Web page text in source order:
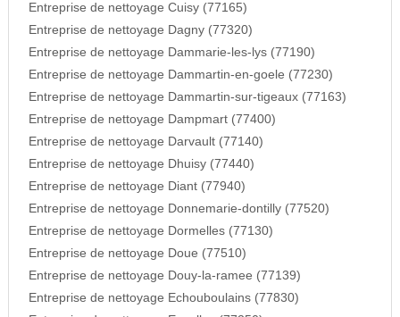
Entreprise de nettoyage Cuisy (77165)
Entreprise de nettoyage Dagny (77320)
Entreprise de nettoyage Dammarie-les-lys (77190)
Entreprise de nettoyage Dammartin-en-goele (77230)
Entreprise de nettoyage Dammartin-sur-tigeaux (77163)
Entreprise de nettoyage Dampmart (77400)
Entreprise de nettoyage Darvault (77140)
Entreprise de nettoyage Dhuisy (77440)
Entreprise de nettoyage Diant (77940)
Entreprise de nettoyage Donnemarie-dontilly (77520)
Entreprise de nettoyage Dormelles (77130)
Entreprise de nettoyage Doue (77510)
Entreprise de nettoyage Douy-la-ramee (77139)
Entreprise de nettoyage Echouboulains (77830)